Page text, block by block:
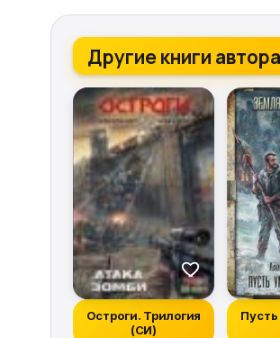
Другие книги автора
Остроги. Трилогия
(СИ)